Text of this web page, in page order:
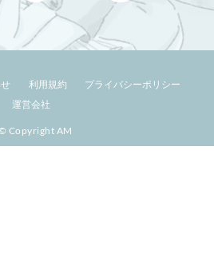
利用規約
プライバシーポリシー
運営会社
Copyright AM